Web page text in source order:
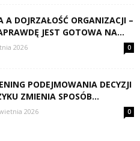
DOJRZAŁOŚĆ ORGANIZACJI –
JEST GOTOWA NA...
2026 0
PODEJMOWANIA DECYZJI
ZMIENIA SPOSÓB...
2026 0